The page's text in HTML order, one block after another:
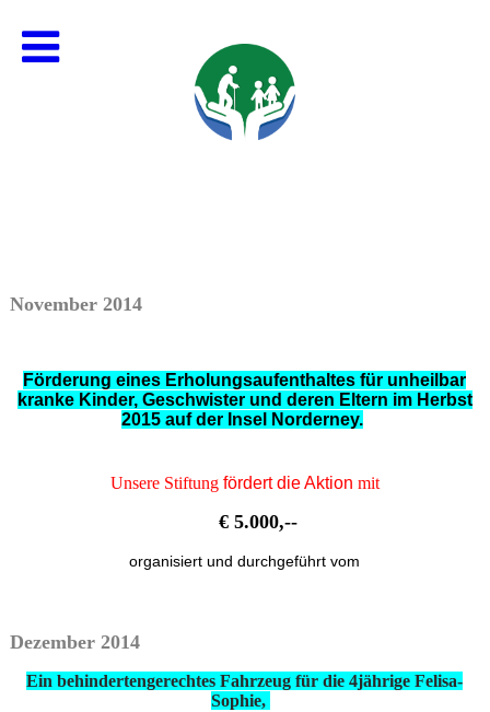
November 2014
Förderung eines Erholungsaufenthaltes für unheilbar
kranke Kinder, Geschwister und deren Eltern im Herbst
2015 auf der Insel Norderney.
Unsere Stiftung fördert die Aktion mit
€ 5.000,--
organisiert und durchgeführt vom
Dezember 2014
Ein behindertengerechtes Fahrzeug fürdie 4jährige Felisa-
Sophie,